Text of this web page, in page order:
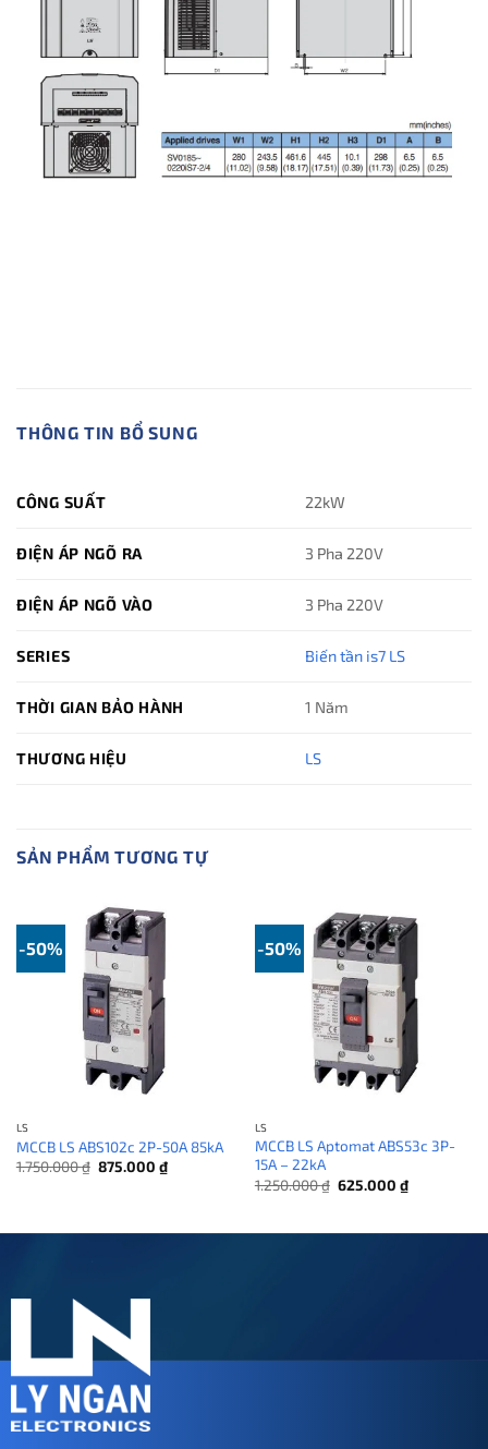
THÔNG TIN BỔ SUNG
CÔNG SUẤT 22kW
ĐIỆN ÁP NGÕ RA 3 Pha 220V
ĐIỆN ÁP NGÕ VÀO 3 Pha 220V
SERIES Biến tần is7 LS
THỜI GIAN BẢO HÀNH 1 Năm
THƯƠNG HIỆU LS
SẢN PHẨM TƯƠNG TỰ
-50%
LS
MCCB LS ABS102c 2P-50A 85kA
1.750.000₫ Giá
gốc
875.000 ₫Giá
hiện
-50%
LS
MCCB LS Aptomat ABS53c 3P-
15A – 22kA
1.250.000₫ Giá
gốc
625.000 ₫Giá
hiện
625.000 ₫.